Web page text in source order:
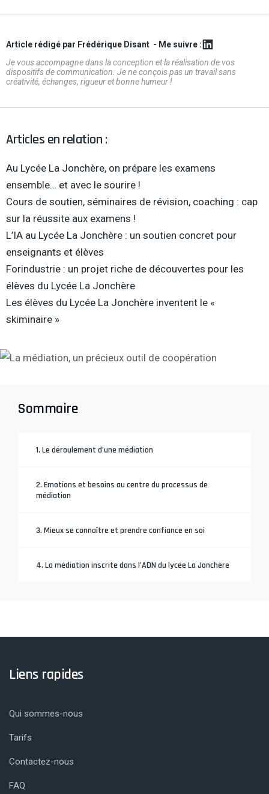
Article rédigé par Frédérique Disant - Me suivre :
Je vous accompagne dans la conception et la réalisation de vos
dispositifs de communication. Je ne conçois pas un travail sans
créativité, échanges, rigueur et bonne humeur !
Articles en relation :
Au Lycée La Jonchère, on prépare les examens
ensemble… et avec le sourire !
Cours de soutien, séminaires de révision, coaching : cap
sur la réussite aux examens !
L’IA au Lycée La Jonchère : un soutien concret pour
enseignants et élèves
Forindustrie : un projet riche de découvertes pour les
élèves du Lycée La Jonchère
Les élèves du Lycée La Jonchère inventent le «
skiminaire »
Sommaire
1. Le déroulement d’une médiation
2. Emotions et besoins au centre du processus de
médiation
3. Mieux se connaître et prendre confiance en soi
4. La médiation inscrite dans l’ADN du lycée La Jonchère
Liens rapides
Qui sommes-nous
Tarifs
Contactez-nous
FAQ